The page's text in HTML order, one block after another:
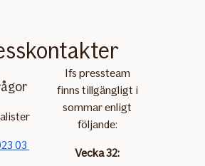
03
Ifs pressteam
finns tillgängligt i
sommar enligt
följande:
Vecka 32: